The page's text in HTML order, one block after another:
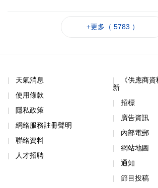
+更多（ 5783 ）
天氣消息
使用條款
隱私政策
網絡服務註冊聲明
聯絡資料
人才招聘
《供應商
新
招標
廣告資訊
內部電郵
網站地圖
通知
節目投稿